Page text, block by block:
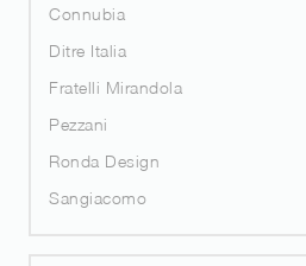
Connubia
Ditre Italia
Fratelli Mirandola
Pezzani
Ronda Design
Sangiacomo